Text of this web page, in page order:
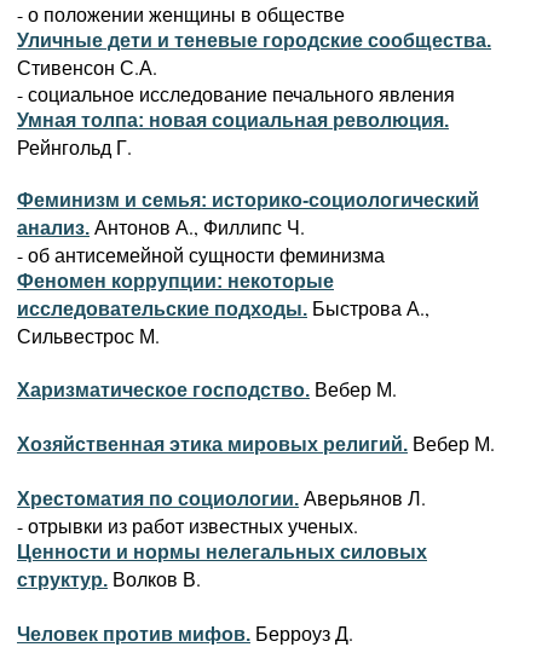
- о положении женщины в обществе
Уличные дети и теневые городские сообщества.
Стивенсон С.А.
- социальное исследование печального явления
Умная толпа: новая социальная революция.
Рейнгольд Г.
Феминизм и семья: историко-социологический
анализ. Антонов А., Филлипс Ч.
- об антисемейной сущности феминизма
Феномен коррупции: некоторые
исследовательские подходы. Быстрова А.,
Сильвестрос М.
Харизматическое господство. Вебер М.
Хозяйственная этика мировых религий. Вебер М.
Хрестоматия по социологии. Аверьянов Л.
- отрывки из работ известных ученых.
Ценности и нормы нелегальных силовых
структур. Волков В.
Человек против мифов. Берроуз Д.